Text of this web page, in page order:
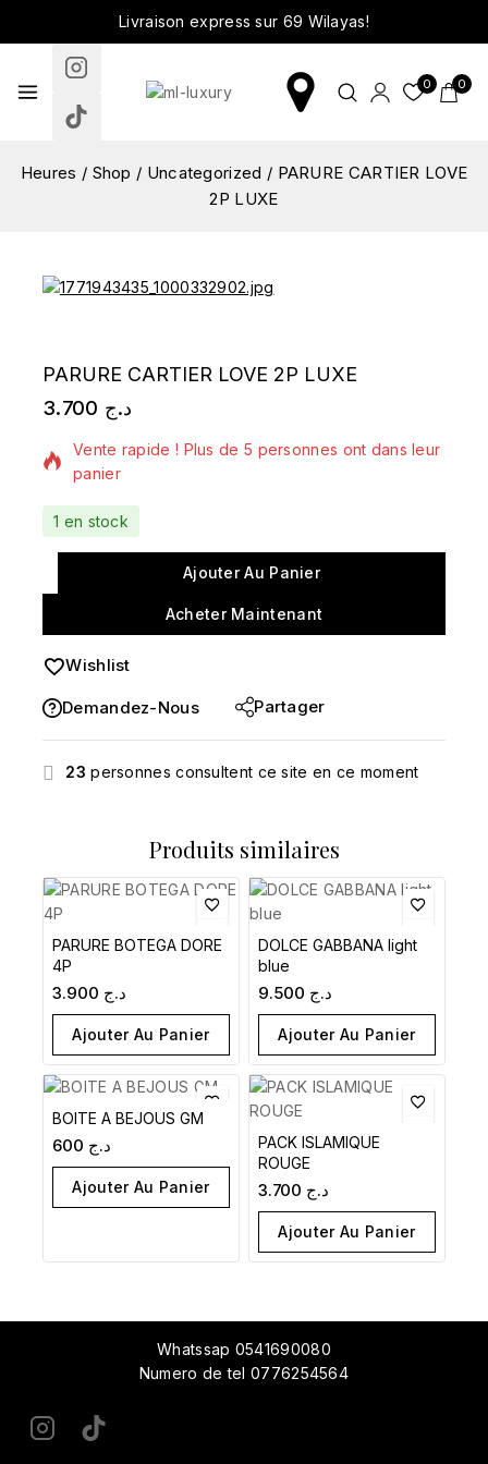
Livraison express sur 69 Wilayas!
0 0
Heures / Shop / Uncategorized / PARURE CARTIER LOVE
2P LUXE
PARURE CARTIER LOVE 2P LUXE
د.ج
4 produits vendus au cours des dernières 10 heures
Vente rapide ! Plus de 5 personnes ont dans leur
panier
1 en stock
Ajouter Au Panier
Acheter Maintenant
Wishlist
Demandez-Nous Partager
23 personnes consultent ce site en ce moment
Produits similaires
PARURE BOTEGA DORE
4P
د.ج
Ajouter Au Panier
DOLCE GABBANA light
blue
د.ج
Ajouter Au Panier
BOITE A BEJOUS GM
د.ج
Ajouter Au Panier
PACK ISLAMIQUE
ROUGE
د.ج
Ajouter Au Panier
Whatssap 0541690080
Numero de tel 0776254564